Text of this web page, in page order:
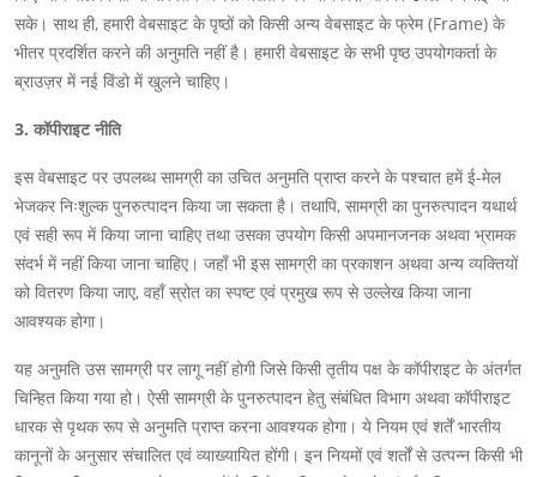
सके। साथ ही, हमारी वेबसाइट के पृष्ठों को किसी अन्य वेबसाइट के फ्रेम (Frame) के
भीतर प्रदर्शित करने की अनुमति नहीं है। हमारी वेबसाइट के सभी पृष्ठ उपयोगकर्ता के
ब्राउज़र में नई विंडो में खुलने चाहिए।
3. कॉपीराइट नीति
इस वेबसाइट पर उपलब्ध सामग्री का उचित अनुमति प्राप्त करने के पश्चात हमें ई-मेल
भेजकर निःशुल्क पुनरुत्पादन किया जा सकता है। तथापि, सामग्री का पुनरुत्पादन यथार्थ
एवं सही रूप में किया जाना चाहिए तथा उसका उपयोग किसी अपमानजनक अथवा भ्रामक
संदर्भ में नहीं किया जाना चाहिए। जहाँ भी इस सामग्री का प्रकाशन अथवा अन्य व्यक्तियों
को वितरण किया जाए, वहाँ स्रोत का स्पष्ट एवं प्रमुख रूप से उल्लेख किया जाना
आवश्यक होगा।
यह अनुमति उस सामग्री पर लागू नहीं होगी जिसे किसी तृतीय पक्ष के कॉपीराइट के अंतर्गत
चिन्हित किया गया हो। ऐसी सामग्री के पुनरुत्पादन हेतु संबंधित विभाग अथवा कॉपीराइट
धारक से पृथक रूप से अनुमति प्राप्त करना आवश्यक होगा। ये नियम एवं शर्तें भारतीय
कानूनों के अनुसार संचालित एवं व्याख्यायित होंगी। इन नियमों एवं शर्तों से उत्पन्न किसी भी